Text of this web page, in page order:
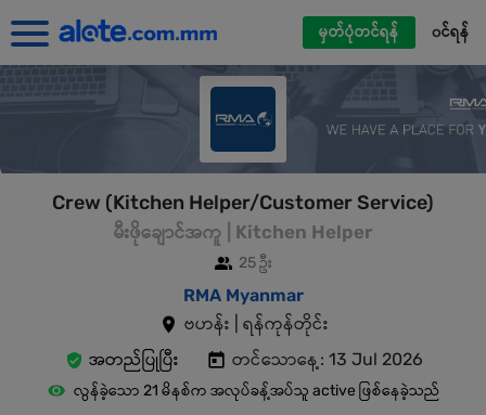
မှတ်ပုံတင်ရန် ၀င်ရန်
Crew (Kitchen Helper/Customer Service)
မီးဖိုချောင်အကူ | Kitchen Helper
25 ဦး
RMA Myanmar
ဗဟန်း | ရန်ကုန်တိုင်း
အတည်ပြုပြီး
တင်သောနေ့: 13 Jul 2026
လွန်ခဲ့သော 21 မိနစ်က အလုပ်ခန့်အပ်သူ active ဖြစ်နေခဲ့သည်